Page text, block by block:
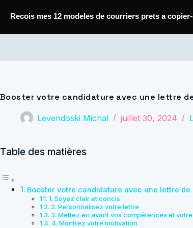
Booster votre candidature avec une lettre
Levendoski Michal juillet 30, 2024
Table des matières
Booster votre candidature avec une lettre
1. Soyez clair et concis
2. Personnalisez votre lettre
3. Mettez en avant vos compétences et
4. Montrez votre motivation
Recois mes 12 modeles de courriers prets a